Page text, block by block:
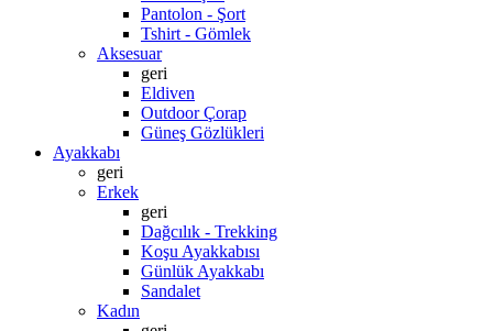
Pantolon - Şort
Tshirt - Gömlek
Aksesuar
geri
Eldiven
Outdoor Çorap
Güneş Gözlükleri
Ayakkabı
geri
Erkek
geri
Dağcılık - Trekking
Koşu Ayakkabısı
Günlük Ayakkabı
Sandalet
Kadın